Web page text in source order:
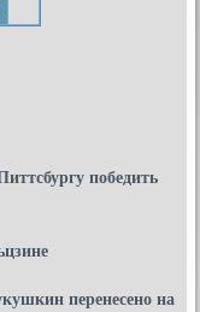
победить
перенесено на